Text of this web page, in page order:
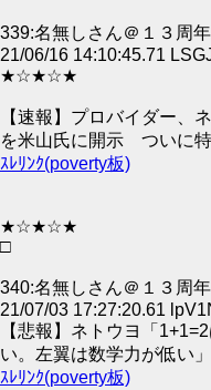
339:名無しさん＠１３周年
21/06/16 14:10:45.71
★☆★☆★
【速報】プロバイダー、
を米山氏に開示 ついに
ｽﾚﾘﾝｸ(poverty板)
★☆★☆★
□
340:名無しさん＠１３周年
21/07/03 17:27:20.61
【悲報】ネトウヨ「
い。左翼は数学力が低い」
ｽﾚﾘﾝｸ(poverty板)